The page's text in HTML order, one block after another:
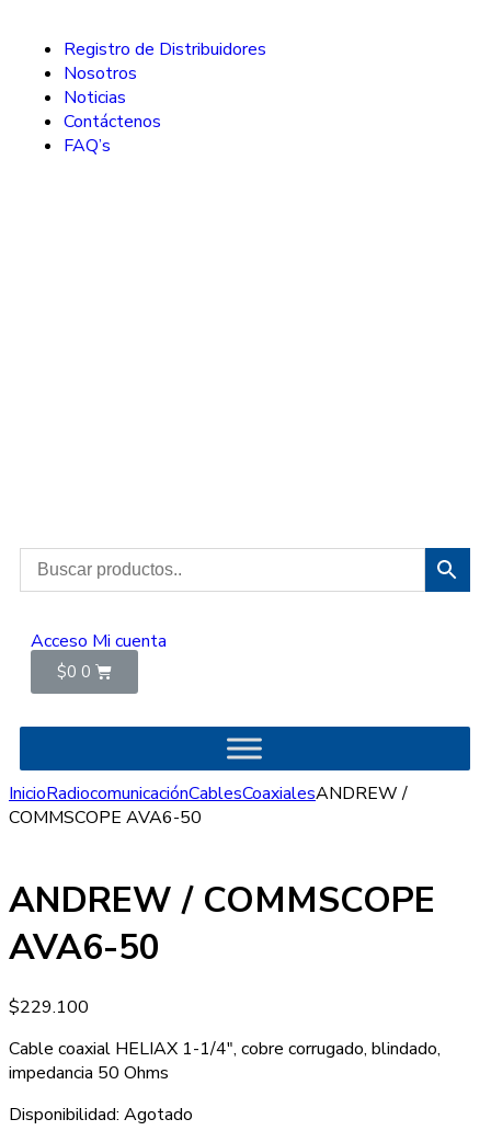
Registro de Distribuidores
Nosotros
Noticias
Contáctenos
FAQ’s
Acceso Mi cuenta
$0 0
InicioRadiocomunicaciónCablesCoaxialesANDREW /
COMMSCOPE AVA6-50
ANDREW / COMMSCOPE
AVA6-50
$229.100
Cable coaxial HELIAX 1-1/4″, cobre corrugado, blindado,
impedancia 50 Ohms
Disponibilidad: Agotado